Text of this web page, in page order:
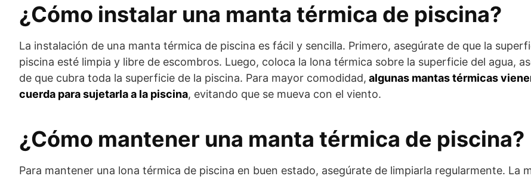
¿Cómo instalar una manta térmica de piscina?
La instalación de una manta térmica de piscina es fácil y sencilla. Primero, asegúrate de que la
piscina esté limpia y libre de escombros. Luego, coloca la lona térmica sobre la superficie del agua,
de que cubra toda la superficie de la piscina. Para mayor comodidad, algunas mantas térmicas
cuerda para sujetarla a la piscina, evitando que se mueva con el viento.
¿Cómo mantener una manta térmica de piscina?
Para mantener una lona térmica de piscina en buen estado, asegúrate de limpiarla regularmente. La